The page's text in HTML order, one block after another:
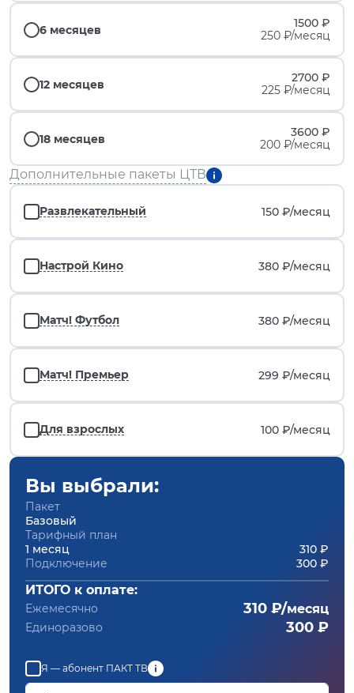
6 месяцев
1500 ₽
250 ₽/месяц
12 месяцев
2700 ₽
225 ₽/месяц
18 месяцев
3600 ₽
200 ₽/месяц
Дополнительные пакеты ЦТВ
Развлекательный 150 ₽/месяц
Настрой Кино 380 ₽/месяц
Матч! Футбол 380 ₽/месяц
Матч! Премьер 299 ₽/месяц
Для взрослых 100 ₽/месяц
Вы выбрали:
Пакет
Базовый
Тарифный план
1 месяц
310 ₽
Подключение
300 ₽
ИТОГО к оплате:
Ежемесячно 310 ₽/месяц
Единоразово 300 ₽
Я — абонент ПАКТ ТВ